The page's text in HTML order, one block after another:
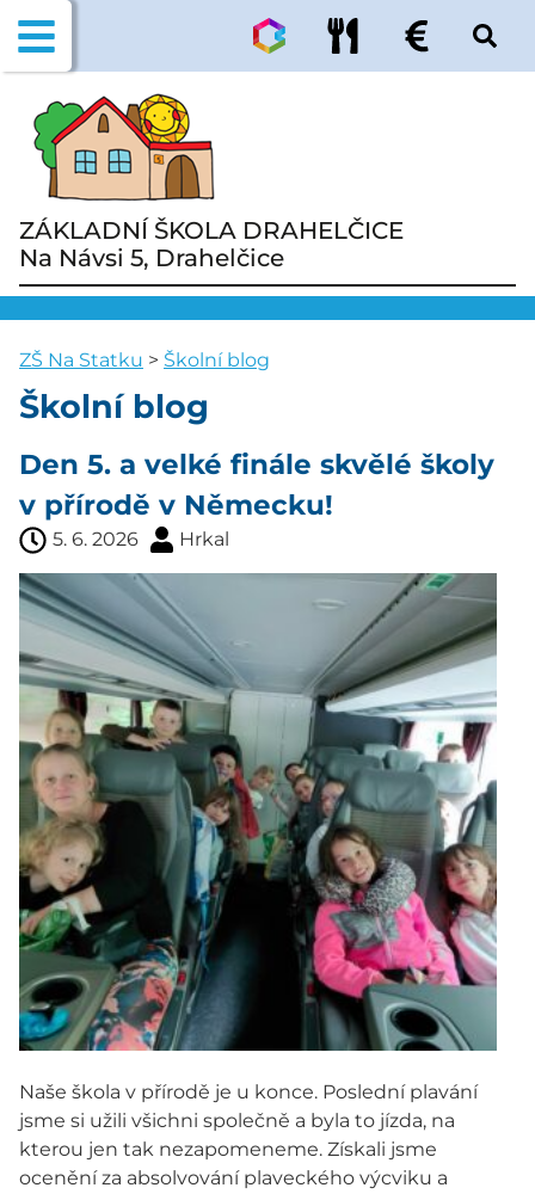
ZÁKLADNÍ ŠKOLA DRAHELČICE
Na Návsi 5, Drahelčice
ZŠ Na Statku > Školní blog
Školní blog
Den 5. a velké finále skvělé školy
v přírodě v Německu!
5. 6. 2026 Hrkal
Naše škola v přírodě je u konce. Poslední plavání
jsme si užili všichni společně a byla to jízda, na
kterou jen tak nezapomeneme. Získali jsme
ocenění za absolvování plaveckého výcviku a